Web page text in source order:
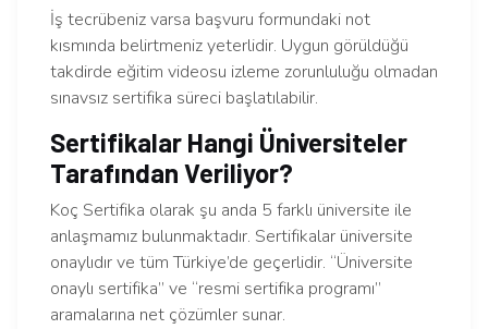
İş tecrübeniz varsa başvuru formundaki not
kısmında belirtmeniz yeterlidir. Uygun görüldüğü
takdirde eğitim videosu izleme zorunluluğu olmadan
sınavsız sertifika süreci başlatılabilir.
Sertifikalar Hangi Üniversiteler
Tarafından Veriliyor?
Koç Sertifika olarak şu anda 5 farklı üniversite ile
anlaşmamız bulunmaktadır. Sertifikalar üniversite
onaylıdır ve tüm Türkiye’de geçerlidir. “Üniversite
onaylı sertifika” ve “resmi sertifika programı”
aramalarına net çözümler sunar.